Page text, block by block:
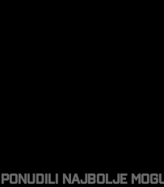
najbolje